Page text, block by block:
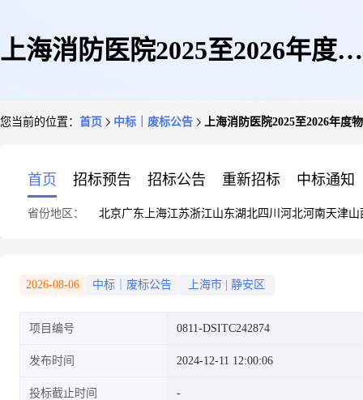
上海消防医院2025至2026年度物
您当前的位置： 首页 中标｜废标公告 上海消防医院2025至2026年度
首页 招标预告 招标公告 重新招标 中标通知
省份地区： 北京广东 上海江苏浙江山东湖北四川 河北河南天津山
2026-08-06 中标｜废标公告 上海市 静安区
项目编号 0811-DSITC242874
发布时间 2024-12-11 12:00:06
投标截止时间